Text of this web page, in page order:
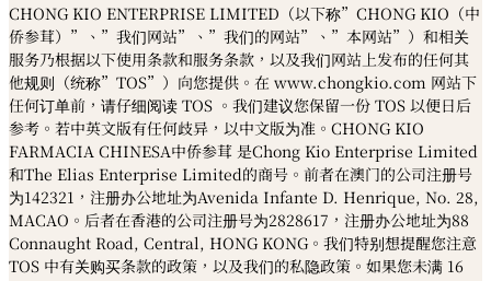
CHONG KIO ENTERPRISE LIMITED（以下称”CHONG KIO（中
侨参茸）”、”我们网站”、”我们的网站”、”本网站”）和相关
服务乃根据以下使用条款和服务条款，以及我们网站上发布的任何其
他规则（统称”TOS”）向您提供。在 www.chongkio.com 网站下
任何订单前，请仔细阅读 TOS 。我们建议您保留一份 TOS 以便日后
参考。若中英文版有任何歧异，以中文版为准。CHONG KIO
FARMACIA CHINESA中侨参茸 是Chong Kio Enterprise Limited
和The Elias Enterprise Limited的商号。前者在澳门的公司注册号
为142321，注册办公地址为Avenida Infante D. Henrique, No. 28,
MACAO。后者在香港的公司注册号为2828617，注册办公地址为88
Connaught Road, Central, HONG KONG。我们特别想提醒您注意
TOS 中有关购买条款的政策，以及我们的私隐政策。如果您未满 16